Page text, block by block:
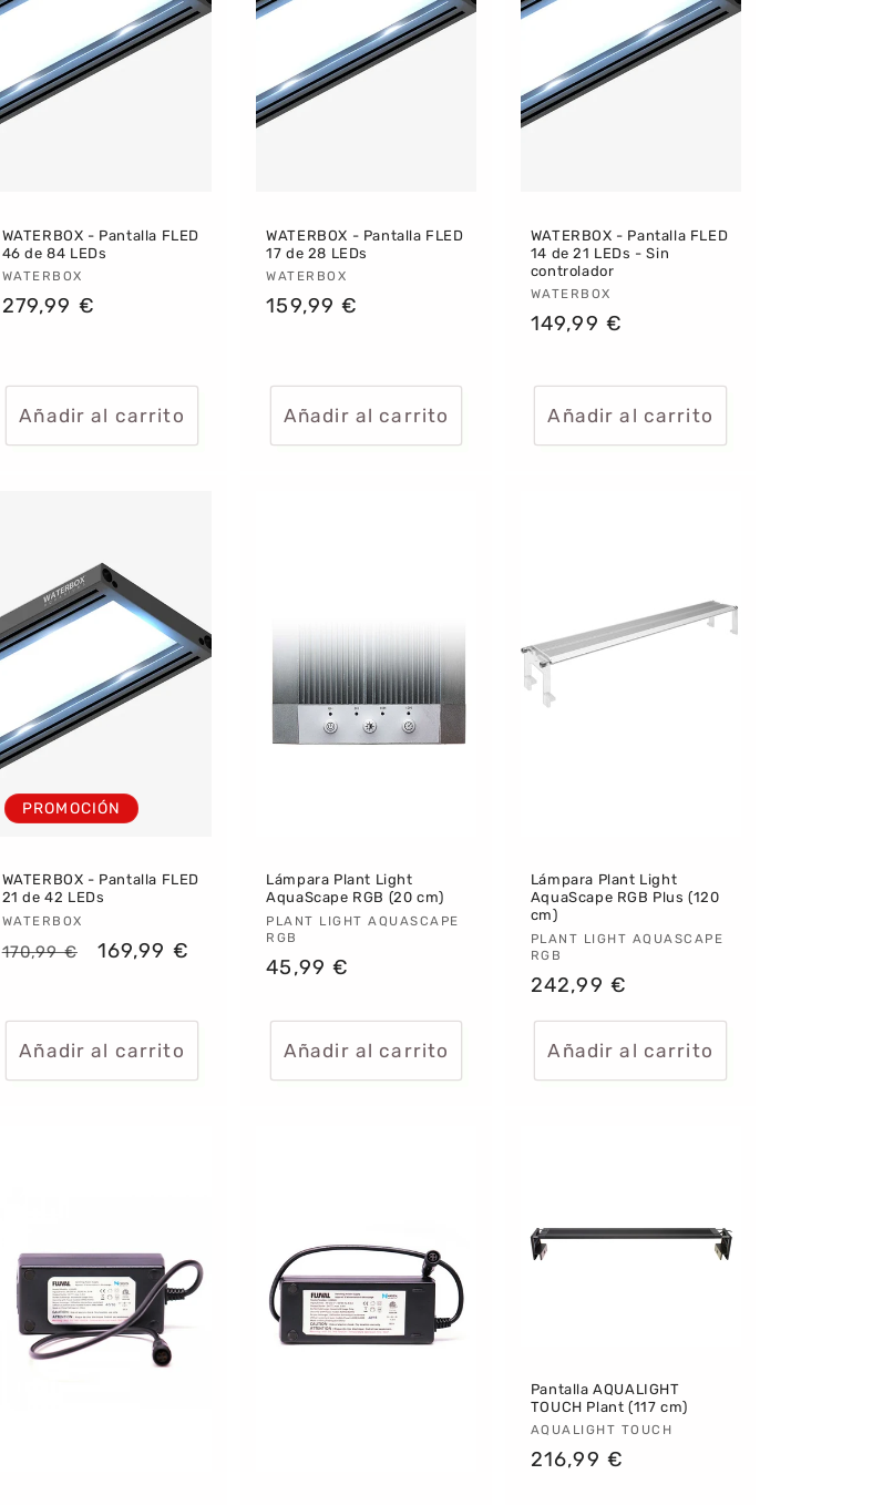
WATERBOX - Pantalla FLED
46 de 84 LEDs
Proveedor:
WATERBOX
Precio
279,99 €
Añadir al carrito
WATERBOX - Pantalla FLED
17 de 28 LEDs
Proveedor:
WATERBOX
Precio
159,99 €
Añadir al carrito
WATERBOX - Pantalla FLED
14 de 21 LEDs - Sin
controlador
Proveedor:
WATERBOX
Precio
149,99 €
Añadir al carrito
PROMOCIÓN
WATERBOX - Pantalla FLED
21 de 42 LEDs
Proveedor:
WATERBOX
Precio
170,99 €
Precio
169,99 €
Añadir al carrito
Lámpara Plant Light
AquaScape RGB (20 cm)
Proveedor:
PLANT LIGHT AQUASCAPE
RGB
Precio
45,99 €
Añadir al carrito
Lámpara Plant Light
AquaScape RGB Plus (120
cm)
Proveedor:
PLANT LIGHT AQUASCAPE
RGB
Precio
242,99 €
Añadir al carrito
Pantalla AQUALIGHT
TOUCH Plant (117 cm)
Proveedor:
AQUALIGHT TOUCH
Precio
216,99 €